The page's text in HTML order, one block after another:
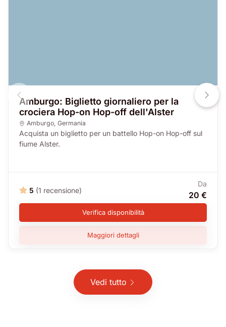
Amburgo: Biglietto giornaliero per la
crociera Hop-on Hop-off dell'Alster
Amburgo, Germania
Acquista un biglietto per un battello Hop-on Hop-off sul
fiume Alster.
5 (1 recensione)
Da
20 €
Verifica disponibilità
Maggiori dettagli
Vedi tutto